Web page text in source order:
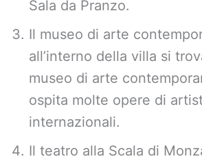
Sala da Pranzo.
Il museo di arte
all’interno della villa si
museo di arte
ospita molte opere di
internazionali.
Il teatro alla Scala di